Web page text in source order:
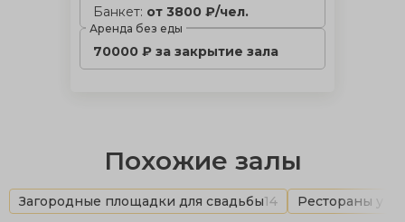
Банкет: от 3800 ₽/чел.
Аренда без еды
70000 ₽ за закрытие зала
Похожие залы
Загородные площадки для свадьбы14 Рестораны у